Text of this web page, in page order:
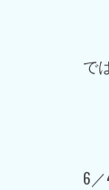
で
6